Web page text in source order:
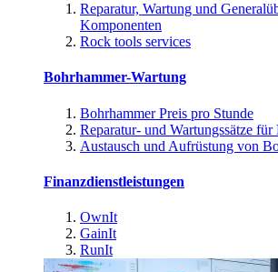
Reparatur, Wartung und
Komponenten
Rock tools services
Bohrhammer-Wartung
Bohrhammer Preis pro Stunde
Reparatur- und Wartungssätze
Austausch und Aufrüstung von
Finanzdienstleistungen
OwnIt
GainIt
RunIt